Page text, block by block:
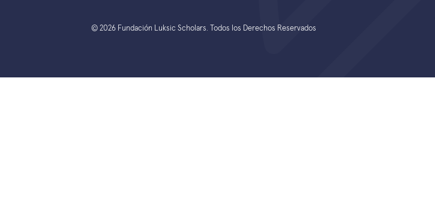
© 2026 Fundación Luksic Scholars. Todos los Derechos Reservados